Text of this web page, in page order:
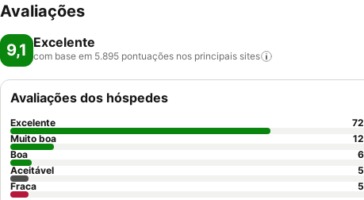
Avaliações
9,1 Excelente
com base em 5.895 pontuações nos principais sites
Avaliações dos hóspedes
Excelente 72
Muito boa
12
Boa
6
Aceitável
5
Fraca
5